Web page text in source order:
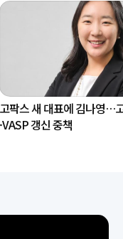
고팍스 새 대표에 김나영…
·VASP 갱신 중책